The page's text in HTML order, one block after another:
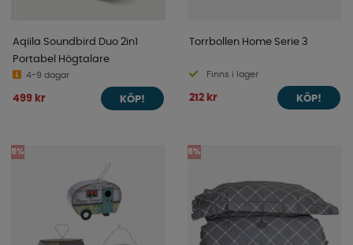
Aqiila Soundbird Duo 2in1
Portabel Högtalare
4-9 dagar
499 kr KÖP!
Torrbollen Home Serie 3
Finns i lager
212 kr KÖP!
5% 5%